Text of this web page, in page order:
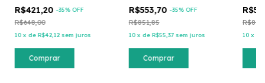
R$421,20-35% OFF
R$648,00
10 x de R$42,12 sem juros
Comprar
R$553,70-35% OFF
R$851,85
10 x de R$55,37 sem juros
Comprar
10 x